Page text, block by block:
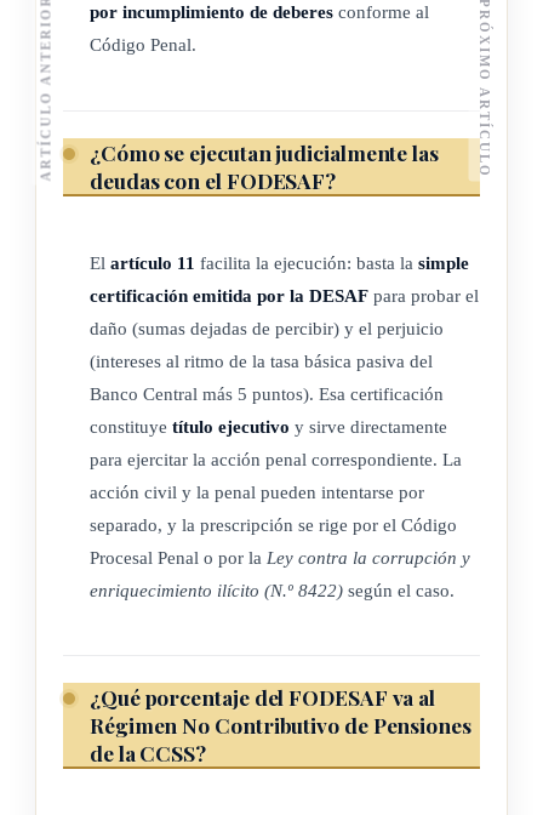
familiar a favor de la persona o institución que tenga a su
cuidado o cargo la crianza y educación de los hijos, hijas
i) Se destinará un cero coma veintitrés por ciento (0,23%) a
cubrir el costo de los subsidios para atender obras de
por la legislación.
ubicada en Cartago, de conformidad con los propósitos
de la presente Ley.
k) Se destinará un cero coma veinticinco por ciento (0,25 %)
a la creación de un programa de prestaciones alimentarias
a cargo del Estado, denominado "Programa Hijos e Hijas
de la Patria", cuyas personas beneficiarias serán jóvenes
de albergues operados por el Sistema Nacional de
egreso, presenten las condiciones siguientes: carencia de
recursos familiares, personales o laborales suficientes para
cubrir sus necesidades básicas de subsistencia y
por incumplimiento de deberes conforme al
Código Penal.
¿Cómo se ejecutan judicialmente las
deudas con el FODESAF?
El artículo 11 facilita la ejecución: basta la simple
certificación emitida por la DESAF para probar el
daño (sumas dejadas de percibir) y el perjuicio
(intereses al ritmo de la tasa básica pasiva del
Banco Central más 5 puntos). Esa certificación
constituye título ejecutivo y sirve directamente
para ejercitar la acción penal correspondiente. La
acción civil y la penal pueden intentarse por
separado, y la prescripción se rige por el Código
Procesal Penal o por la Ley contra la corrupción y
enriquecimiento ilícito (N.º 8422) según el caso.
¿Qué porcentaje del FODESAF va al
Régimen No Contributivo de Pensiones
de la CCSS?
ARTÍCULO ANTERIOR PRÓXIMO ARTÍCULO